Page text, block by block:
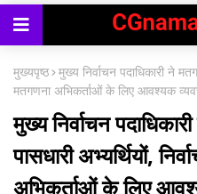
मुख्यपृष्ठ मुख्य निर्वाचन पदाधिकारी ने
मतगणना अभिकर्ताओं के लिए आवश्यक
मुख्य निर्वाचन
पासधारी अभ्यर्थियों,
अभिकर्ताओं के लिए